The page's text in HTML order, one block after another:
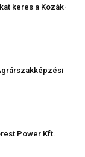
keres a Kozák-
Power Kft.